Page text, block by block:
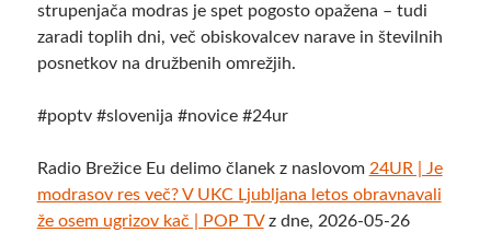
strupenjača modras je spet pogosto opažena – tudi
zaradi toplih dni, več obiskovalcev narave in številnih
posnetkov na družbenih omrežjih.
#poptv #slovenija #novice #24ur
Radio Brežice Eu delimo članek z naslovom 24UR | Je
modrasov res več? V UKC Ljubljana letos obravnavali
že osem ugrizov kač | POP TVz dne, 2026-05-26